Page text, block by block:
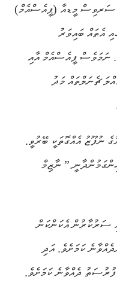
ސަރވިސް މީޑއާ (ޕީއެސްއެމް)
އެތައް ބައިވަރު
ނަމަވެސް ޕީއެސްއެމް އާއި
ޗެނަލްތައް މަދު
ނުފޫޒު އެއްގޮތަކީ ބޭރުވީ.
ނާޒިމް
ސަރުކާރުން އެކަންކަން
ކަމަށެވެ. އަދި
ފުރުސަތު ދެއްވާނެ ކަމަށެވެ.